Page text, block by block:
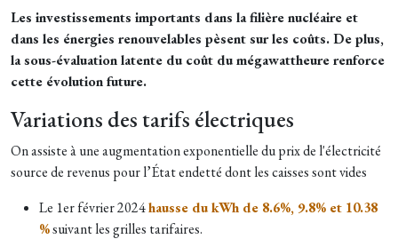
Les investissements importants dans la filière nucléaire et
dans les énergies renouvelables pèsent sur les coûts. De plus,
la sous-évaluation latente du coût du mégawattheure renforce
cette évolution future.
Variations des tarifs électriques
On assiste à une augmentation exponentielle du prix de l'électricité
source de revenus pour l’État endetté dont les caisses sont vides
Le 1er février 2024hausse du kWh de 8.6%, 9.8% et 10.38
%suivant les grilles tarifaires.